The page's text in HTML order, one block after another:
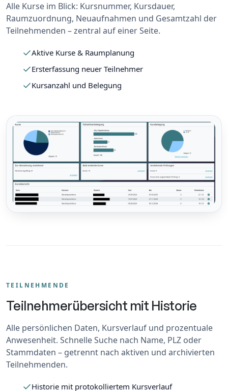
Alle Kurse im Blick: Kursnummer, Kursdauer,
Raumzuordnung, Neuaufnahmen und Gesamtzahl der
Teilnehmenden – zentral auf einer Seite.
Aktive Kurse & Raumplanung
Ersterfassung neuer Teilnehmer
Kursanzahl und Belegung
TEILNEHMENDE
Teilnehmerübersicht mit Historie
Alle persönlichen Daten, Kursverlauf und prozentuale
Anwesenheit. Schnelle Suche nach Name, PLZ oder
Stammdaten – getrennt nach aktiven und archivierten
Teilnehmenden.
Historie mit protokolliertem Kursverlauf